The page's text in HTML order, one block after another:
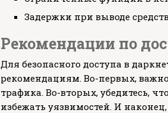
Задержки при выводе средств
Рекомендации по
Для безопасного доступа в
рекомендациям. Во-первых,
трафика. Во-вторых, убедитесь,
избежать уязвимостей. И